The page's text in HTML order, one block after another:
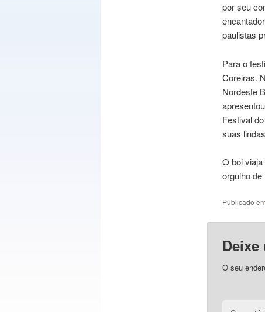
por seu
paulistas
Para o
Coreiras.
Nordeste
Festival
suas
O boi
orgulho
Publicado em
O seu